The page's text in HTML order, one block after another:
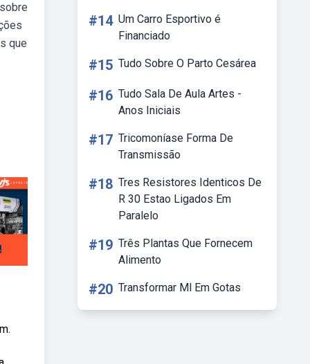
que
#14 Um Carro Esportivo é
Financiado
#15 Tudo Sobre O Parto Cesárea
#16 Tudo Sala De Aula Artes -
Anos Iniciais
#17 Tricomoníase Forma De
Transmissão
#18 Tres Resistores Identicos De
R 30 Estao Ligados Em
Paralelo
#19 Três Plantas Que Fornecem
Alimento
#20 Transformar Ml Em Gotas